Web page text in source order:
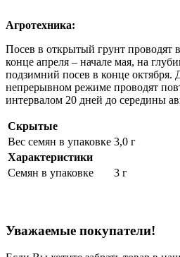
Агротехника:
Посев в открытый грунт проводят
конце апреля – начале мая, на
подзимний посев в конце октября.
непрерывном режиме проводят
интервалом 20 дней до середины
Скрытые
Вес семян в упаковке 3,0 г
Характеристики
Семян в упаковке
3 г
Уважаемые покупатели!